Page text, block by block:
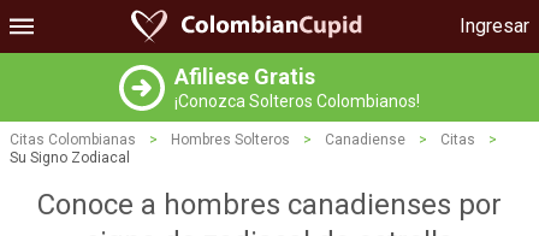
Ingresar
Afiliese Gratis
¡Conozca Solteros Colombianos!
Citas Colombianas > Hombres Solteros > Canadiense > Citas
>
Su Signo Zodiacal
Conoce a hombres canadienses por